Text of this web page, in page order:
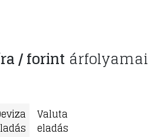
/ forint árfolyamai
Valuta
eladás